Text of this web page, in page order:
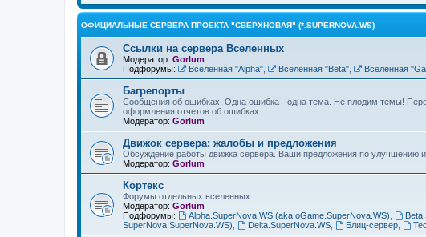
ОФИЦИАЛЬНЫЕ СЕРВЕРА ПРОЕКТА "СВЕРХНОВАЯ" (*.SUPERNOVA.WS)
Ссылки на сервера Вселенных
Модератор: Gorlum
Подфорумы:
Вселенная "Alpha", Вселенная "Beta", Вселенная
Багрепорты
Сообщения об ошибках. Одна ошибка - одна тема. Не плодим темы!
оформления отчетов об ошибках.
Модератор: Gorlum
Движок сервера: жалобы и предложения
Обсуждение работы движка сервера. Ваши предложения по улучшению
Модератор: Gorlum
Кортекс
Форумы отдельных вселенных
Модератор: Gorlum
Подфорумы:
Alpha.SuperNova.WS (aka oGame.SuperNova.WS)
SuperNova.SuperNova.WS)
Delta.SuperNova.WS, Блиц-сервер,